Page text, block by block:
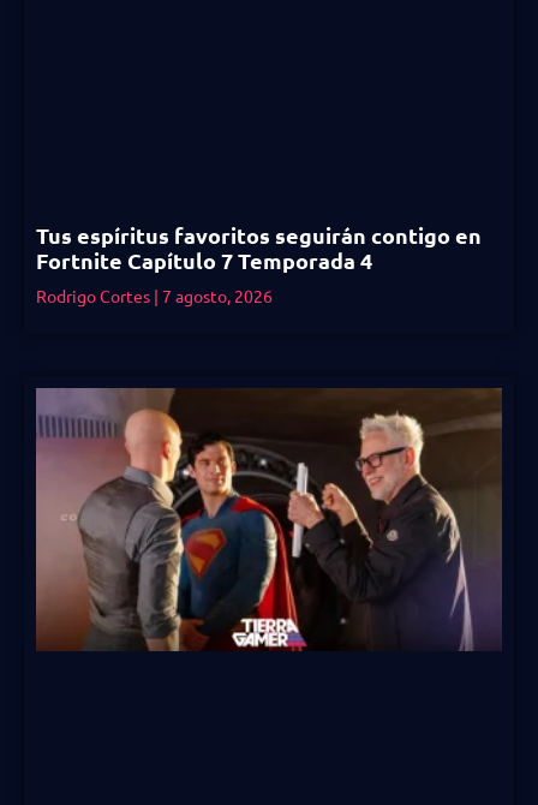
Tus espíritus favoritos seguirán contigo en
Fortnite Capítulo 7 Temporada 4
Rodrigo Cortes 7 agosto, 2026